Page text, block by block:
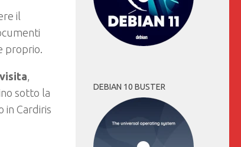
il
proprio.
,
sotto la
in Cardiris
DEBIAN 10 BUSTER